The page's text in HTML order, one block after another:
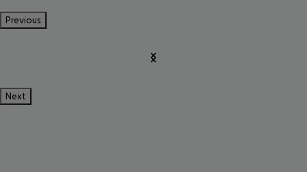
Previous
Next